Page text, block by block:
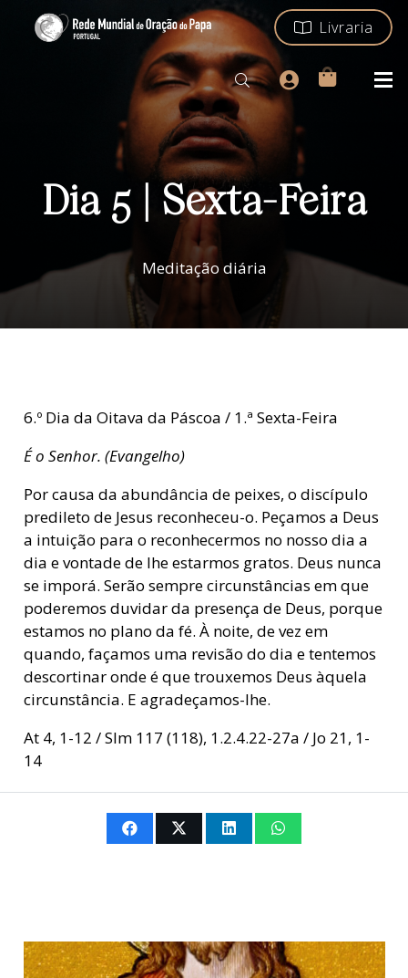
Livraria
Dia 5 | Sexta-Feira
Meditação diária
6.º Dia da Oitava da Páscoa / 1.ª Sexta-Feira
É o Senhor. (Evangelho)
Por causa da abundância de peixes, o discípulo
predileto de Jesus reconheceu-o. Peçamos a Deus
a intuição para o reconhecermos no nosso dia a
dia e vontade de lhe estarmos gratos. Deus nunca
se imporá. Serão sempre circunstâncias em que
poderemos duvidar da presença de Deus, porque
estamos no plano da fé. À noite, de vez em
quando, façamos uma revisão do dia e tentemos
descortinar onde é que trouxemos Deus àquela
circunstância. E agradeçamos-lhe.
At 4, 1-12 / Slm 117 (118), 1.2.4.22-27a / Jo 21, 1-
14